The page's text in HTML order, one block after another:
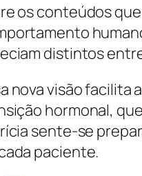
os conteúdos
distintos
nova visão
hormonal,
sente-se
paciente.